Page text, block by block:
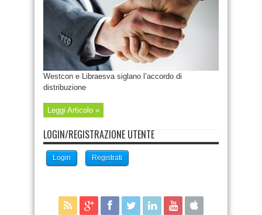
Westcon e Libraesva siglano l’accordo di
distribuzione
Leggi Articolo »
LOGIN/REGISTRAZIONE UTENTE
Login Registrati